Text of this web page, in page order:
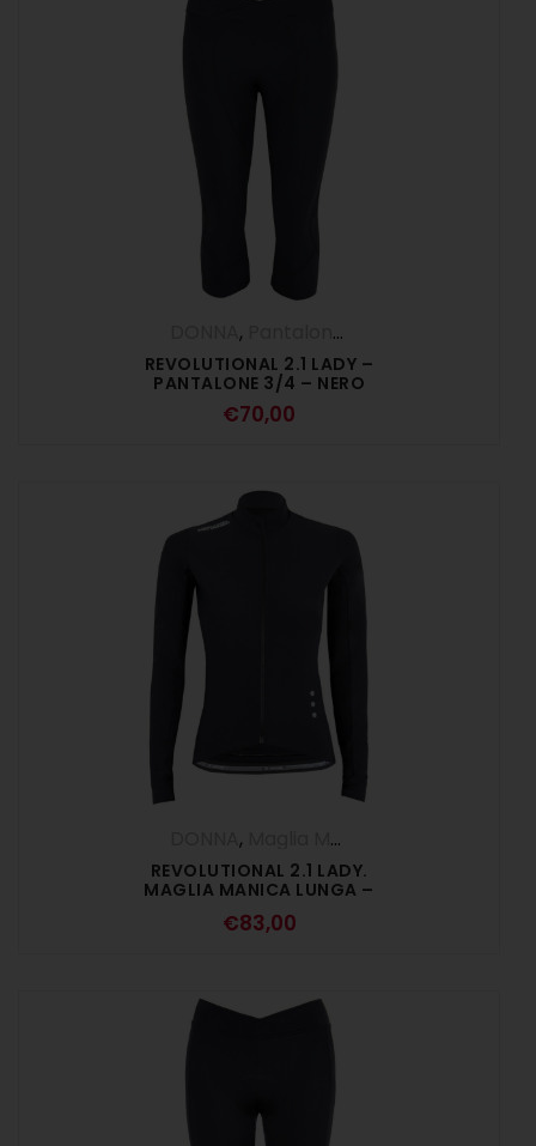
,
REVOLUTIONAL 2.1 LADY –
PANTALONE 3/4 – NERO
€70,00
,
REVOLUTIONAL 2.1 LADY.
MAGLIA MANICA LUNGA –
NERO
€83,00